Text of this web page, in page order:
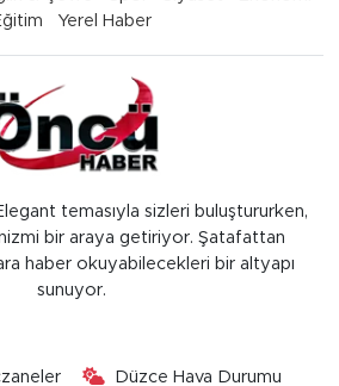
Yerel Haber
temasıyla sizleri buluştururken,
bir araya getiriyor. Şatafattan
haber okuyabilecekleri bir altyapı
sunuyor.
Düzce Hava Durumu